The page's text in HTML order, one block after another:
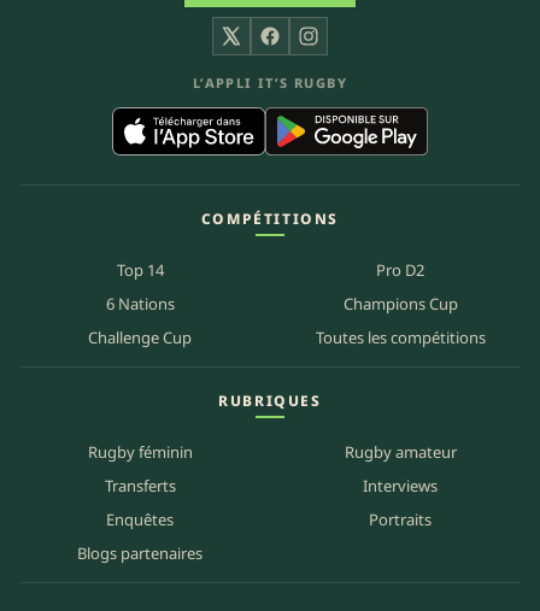
X FacebookInstagram
L’APPLI IT’S RUGBY
COMPÉTITIONS
Top 14
Pro D2
6 Nations
Champions Cup
Challenge Cup
Toutes les compétitions
RUBRIQUES
Rugby féminin
Rugby amateur
Transferts
Interviews
Enquêtes
Portraits
Blogs partenaires